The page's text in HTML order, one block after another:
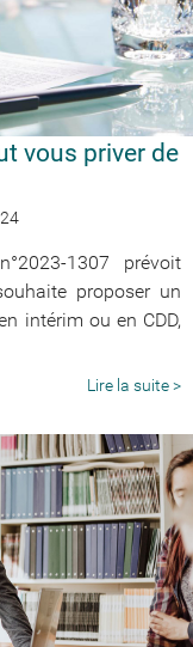
vous priver de
1307 prévoit
proposer un
intérim ou en CDD,
Lire la suite >